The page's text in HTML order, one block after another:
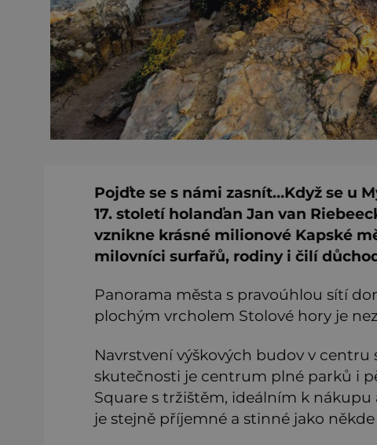
Pojďte se s námi zasnít…Když se u
17. století holanďan Jan van
vznikne krásné milionové Kapské
milovníci surfařů, rodiny i čilí
Panorama města s pravoúhlou sítí
plochým vrcholem Stolové hory je
Navrstvení výškových budov v
skutečnosti je centrum plné parků i
Square s tržištěm, ideálním k
je stejně příjemné a stinné jako někde